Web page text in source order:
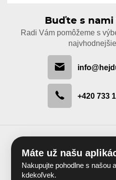
Buďte s
Radi Vám pomôžeme s
+420 733
Máte už našu
Nakupujte pohodlne s našou
kdekoľvek.